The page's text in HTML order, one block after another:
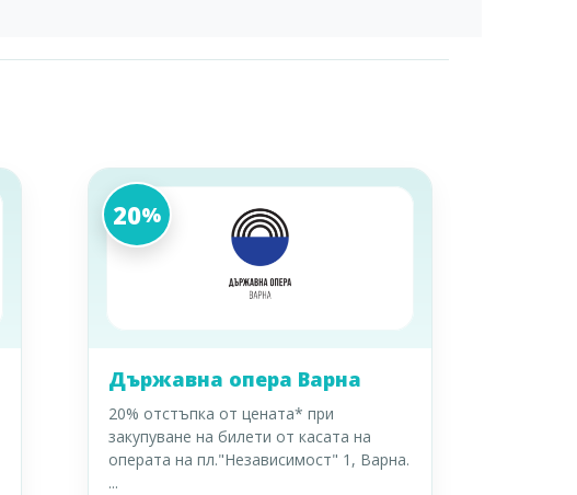
20%
Държавна опера Варна
20% отстъпка от цената* при
закупуване на билети от касата на
операта на пл."Независимост" 1, Варна.
...